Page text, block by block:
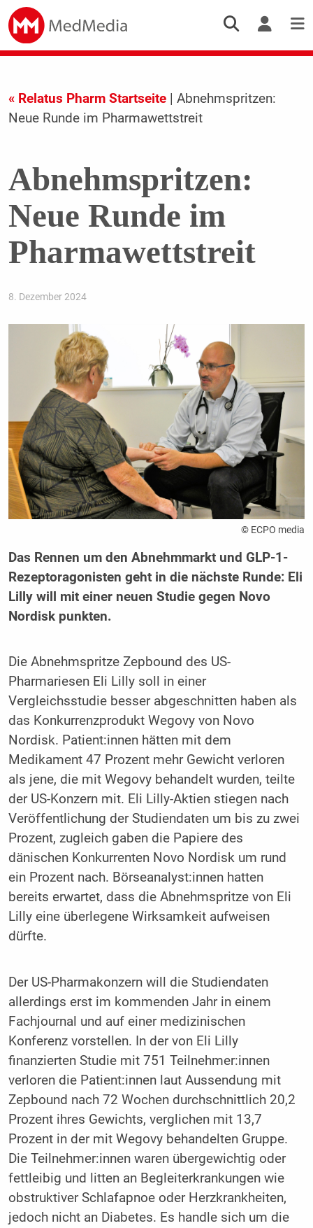
« Relatus Pharm Startseite| Abnehmspritzen:
Neue Runde im Pharmawettstreit
Abnehmspritzen:
Neue Runde im
Pharmawettstreit
8. Dezember 2024
© ECPO media
Das Rennen um den Abnehmmarkt und GLP-1-
Rezeptoragonisten geht in die nächste Runde: Eli
Lilly will mit einer neuen Studie gegen Novo
Nordisk punkten.
Die Abnehmspritze Zepbound des US-
Pharmariesen Eli Lilly soll in einer
Vergleichsstudie besser abgeschnitten haben als
das Konkurrenzprodukt Wegovy von Novo
Nordisk. Patient:innen hätten mit dem
Medikament 47 Prozent mehr Gewicht verloren
als jene, die mit Wegovy behandelt wurden, teilte
der US-Konzern mit. Eli Lilly-Aktien stiegen nach
Veröffentlichung der Studiendaten um bis zu zwei
Prozent, zugleich gaben die Papiere des
dänischen Konkurrenten Novo Nordisk um rund
ein Prozent nach. Börseanalyst:innen hatten
bereits erwartet, dass die Abnehmspritze von Eli
Lilly eine überlegene Wirksamkeit aufweisen
dürfte.
Der US-Pharmakonzern will die Studiendaten
allerdings erst im kommenden Jahr in einem
Fachjournal und auf einer medizinischen
Konferenz vorstellen. In der von Eli Lilly
finanzierten Studie mit 751 Teilnehmer:innen
verloren die Patient:innen laut Aussendung mit
Zepbound nach 72 Wochen durchschnittlich 20,2
Prozent ihres Gewichts, verglichen mit 13,7
Prozent in der mit Wegovy behandelten Gruppe.
Die Teilnehmer:innen waren übergewichtig oder
fettleibig und litten an Begleiterkrankungen wie
obstruktiver Schlafapnoe oder Herzkrankheiten,
jedoch nicht an Diabetes. Es handle sich um die